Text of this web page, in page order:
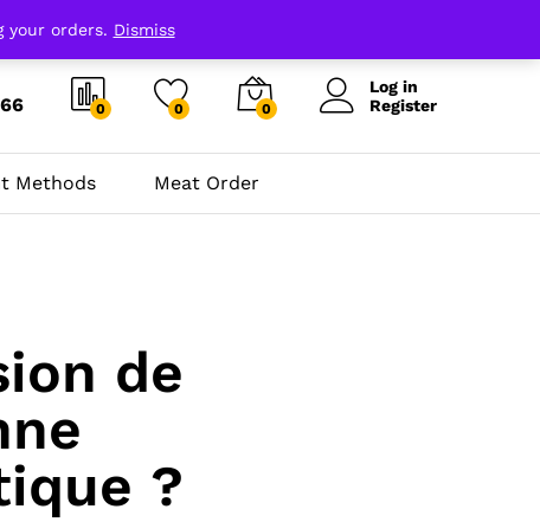
your orders. Dismiss
0 0 0
Log in
Register
Methods Meat Order
de
?